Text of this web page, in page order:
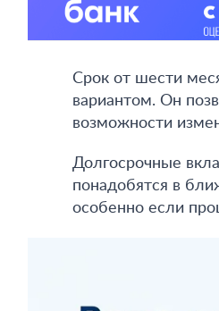
Срок от шести
вариантом. Он
возможности
Долгосрочные
понадобятся в
особенно если